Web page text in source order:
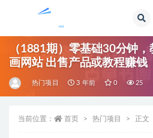
（1881期）零基础30分钟
画网站 出售产品或教程赚钱
热门项目 3 年前 0 25
当前位置： 首页 热门项目 正文